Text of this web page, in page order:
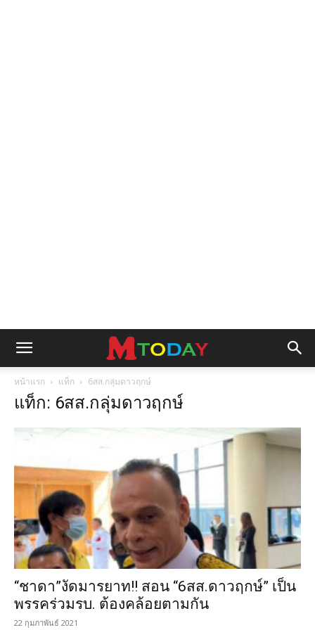
หน้าแรก แท็ก 6สส.กลุ่มดาวฤกษ์
แท็ก: 6สส.กลุ่มดาวฤกษ์
“ชาดา”งัดมารยาท!! สอน “6สส.ดาวฤกษ์” เป็น
พรรคร่วมรบ. ต้องคล้อยตามกัน
22 กุมภาพันธ์ 2021